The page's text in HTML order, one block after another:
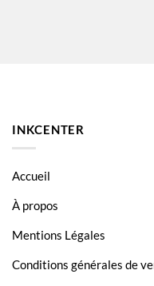
INKCENTER
Accueil
À propos
Mentions Légales
Conditions générales de